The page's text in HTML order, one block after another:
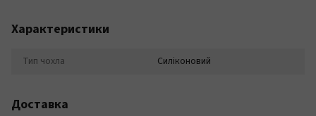
Характеристики
Тип чохла Силіконовий
Доставка